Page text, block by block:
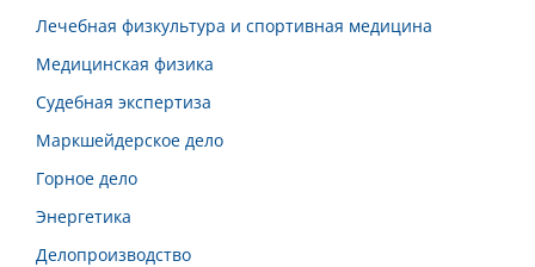
Лечебная физкультура и спортивная медицина
Медицинская физика
Судебная экспертиза
Маркшейдерское дело
Горное дело
Энергетика
Делопроизводство